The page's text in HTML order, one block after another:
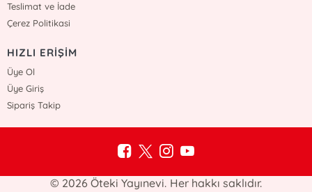
Teslimat ve İade
Çerez Politikasi
HIZLI ERİŞİM
Üye Ol
Üye Giriş
Sipariş Takip
© 2026 Öteki Yayınevi. Her hakkı saklıdır.